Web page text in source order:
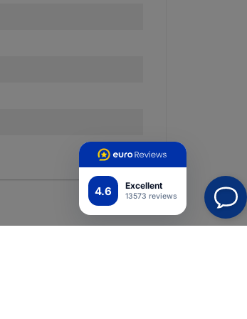
4.6 Excellent
13573 reviews